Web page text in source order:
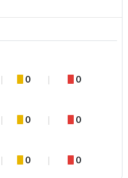
0 0
0 0
0 0